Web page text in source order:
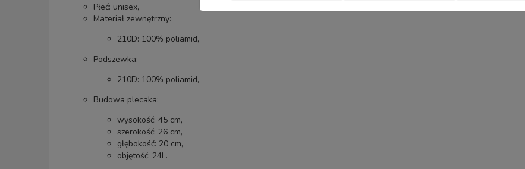
Płeć: unisex,
Materiał zewnętrzny:
210D: 100% poliamid,
Podszewka:
210D: 100% poliamid,
Budowa plecaka:
wysokość: 45 cm,
szerokość: 26 cm,
głębokość: 20 cm,
objętość: 24L.